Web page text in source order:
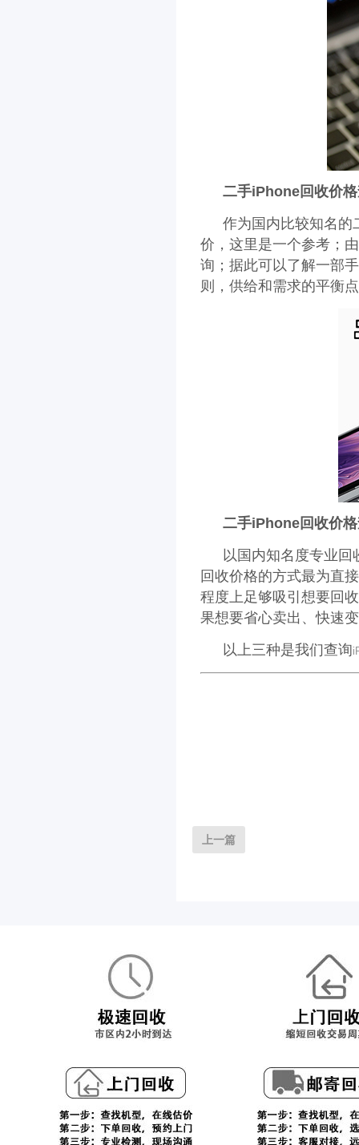
二手iPhone回收价
作为国内比较知名的
价，这里是一个参考；
询；据此可以了解一部
则，供给和需求的平衡
二手iPhone回收价
以国内知名度专业
回收价格的方式最为直
程度上足够吸引想要回
果想要省心卖出、快速
以上三种是我们查询
上一篇